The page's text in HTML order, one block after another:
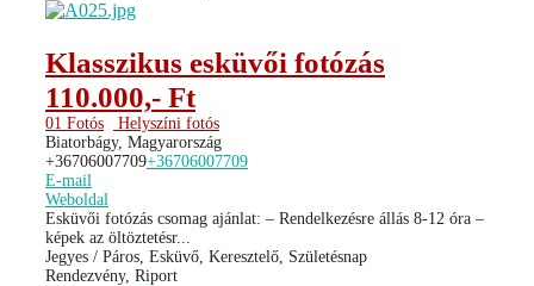
Klasszikus esküvői fotózás
110.000,- Ft
01 Fotós
Helyszíni fotós
Biatorbágy, Magyarország
+36706007709+36706007709
E-mail
Weboldal
Esküvői fotózás csomag ajánlat: – Rendelkezésre állás 8-12 óra –
képek az öltöztetésr...
Jegyes / Páros, Esküvő, Keresztelő, Születésnap
Rendezvény, Riport